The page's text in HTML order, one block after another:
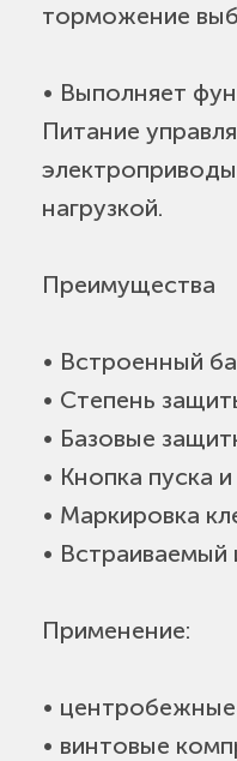
торможение
• Выполняет
Питание
нагрузкой.
Преимущества
• Встроенный
• Степень
• Базовые
• Кнопка пуска
• Маркировка
• Встраиваемый
Применение:
•
• винтовые